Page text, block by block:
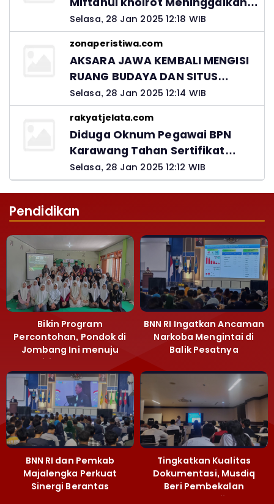
Hutang Ke Material, Mantan
Kadis PUPR Harus Bertanggung
Jawab
Selasa, 28 Jan 2025 12:18 WIB
zonaperistiwa.com
AKSARA JAWA KEMBALI MENGISI
RUANG BUDAYA DAN SITUS
LELUHUR NUSANTARA
Selasa, 28 Jan 2025 12:14 WIB
rakyatjelata.com
Diduga Oknum Pegawai BPN
Karawang Tahan Sertifikat
Pemohon PTSL
Selasa, 28 Jan 2025 12:12 WIB
Pendidikan
Bikin Program
Percontohan, Pondok di
Jombang Ini menuju
Mandiri Kelola Sampah
dan Ketahanan Pangan
BNN RI Ingatkan Ancaman
Narkoba Mengintai di
Balik Pesatnya
Majalengka
BNN RI dan Pemkab
Majalengka Perkuat
Sinergi Berantas
Tingkatkan Kualitas
Dokumentasi, Musdiq
Beri Pembekalan
Fotografi ‎